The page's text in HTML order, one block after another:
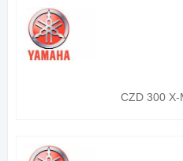
CZD 300 X-